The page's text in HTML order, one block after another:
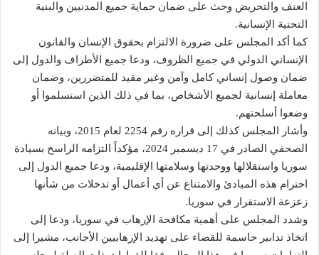
العنف والتحريض وحث على ضمان حماية جميع المدنيين والبنية
التحتية الإنسانية.
كما أكد المجلس على ضرورة الالتزام بحقوق الإنسان والقانون
الإنساني الدولي في جميع الظروف، ودعا جميع الأطراف والدول إلى
ضمان وصول إنساني كامل وآمن وغير مقيد للمتضررين، وضمان
معاملة إنسانية لجميع الأشخاص، بما في ذلك الذين استسلموا أو
وضعوا أسلحتهم.
وأشار المجلس كذلك إلى قراره رقم 2254 لعام 2015، وبيانه
الصحفي الصادر في 17 ديسمبر 2024، مؤكداً التزامه الراسخ بسيادة
سوريا واستقلالها ووحدتها وسلامتها الإقليمية، ودعا جميع الدول إلى
احترام هذه المبادئ والامتناع عن أي أعمال أو تدخلات من شأنها
زعزعة الاستقرار في سوريا.
وشدد المجلس على أهمية مكافحة الإرهاب في سوريا، ودعا إلى
اتخاذ تدابير حاسمة للقضاء على تهديد الإرهابيين الأجانب، مشيرا إلى